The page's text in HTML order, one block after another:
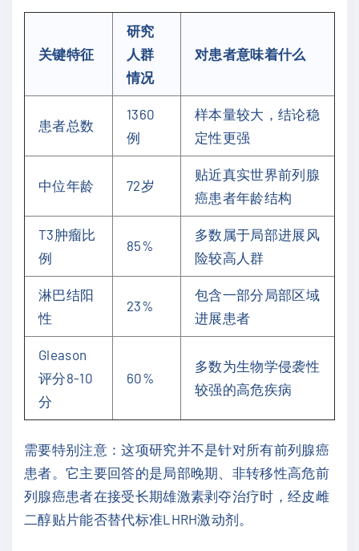
关键特征
研究
人群
情况
对患者意味着什么
患者总数
1360
例
样本量较大，结论稳
定性更强
中位年龄 72岁
贴近真实世界前列腺
癌患者年龄结构
T3肿瘤比
例
85%
多数属于局部进展风
险较高人群
淋巴结阳
性
23%
包含一部分局部区域
进展患者
Gleason
评分8-10
分
60%
多数为生物学侵袭性
较强的高危疾病
需要特别注意：这项研究并不是针对所有前列腺癌
患者。它主要回答的是局部晚期、非转移性高危前
列腺癌患者在接受长期雄激素剥夺治疗时，经皮雌
二醇贴片能否替代标准LHRH激动剂。